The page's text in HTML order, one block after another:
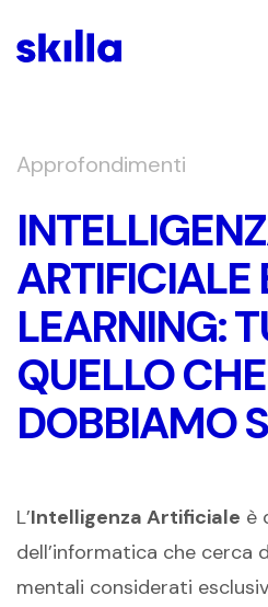
Approfondimenti
ARTIFICIALE
LEARNING:
QUELLO CHE
DOBBIAMO
L’Intelligenza Artificiale è
dell’informatica che cerca
mentali considerati